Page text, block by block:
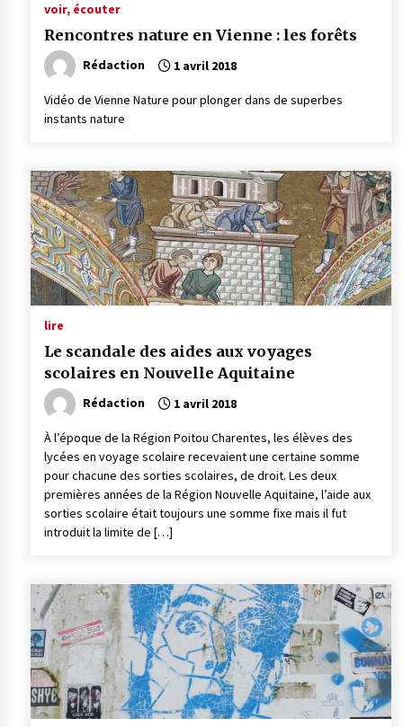
voir, écouter
Rencontres nature en Vienne : les forêts
Rédaction 1 avril 2018
Vidéo de Vienne Nature pour plonger dans de superbes
instants nature
lire
Le scandale des aides aux voyages
scolaires en Nouvelle Aquitaine
Rédaction 1 avril 2018
À l’époque de la Région Poitou Charentes, les élèves des
lycées en voyage scolaire recevaient une certaine somme
pour chacune des sorties scolaires, de droit. Les deux
premières années de la Région Nouvelle Aquitaine, l’aide aux
sorties scolaire était toujours une somme fixe mais il fut
introduit la limite de […]